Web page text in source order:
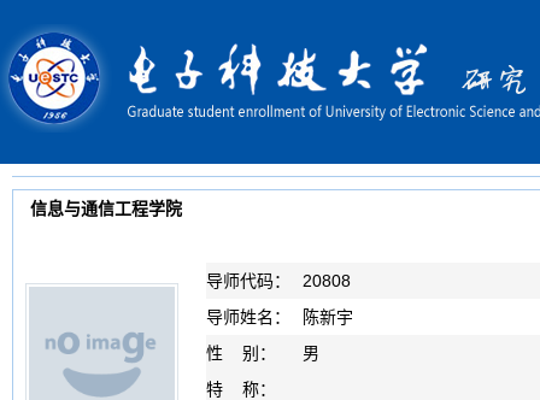
信息与通信工程学院
导师代码：
20808
导师姓名：
陈新宇
性 别：
男
特 称：